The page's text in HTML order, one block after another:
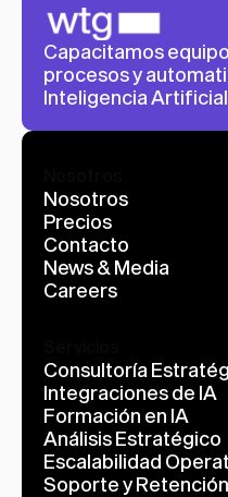
Capacitamos
procesos y
Inteligencia
Nosotros
Precios
Contacto
News & Media
Careers
Consultoría
Integraciones de IA
Formación en IA
Análisis Estratégico
Escalabilidad
Soporte y Retención